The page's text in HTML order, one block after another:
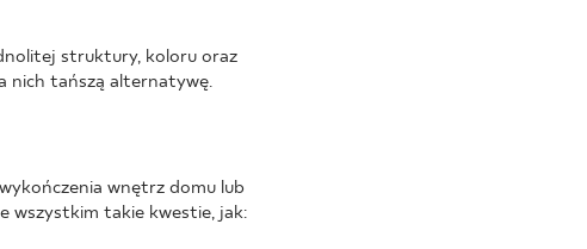
struktury, koloru oraz
nich tańszą alternatywę.
wnętrz domu lub
wszystkim takie kwestie, jak: